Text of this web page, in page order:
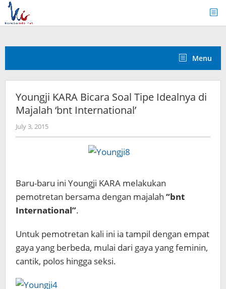
Skip
content
Menu
Youngji KARA Bicara Soal Tipe Idealnya di
Majalah ‘bnt International’
July 3, 2015by
Koreanindo
Baru-baru ini Youngji KARA melakukan
pemotretan bersama dengan majalah “bnt
International”.
Untuk pemotretan kali ini ia tampil dengan empat
gaya yang berbeda, mulai dari gaya yang feminin,
cantik, polos hingga seksi.